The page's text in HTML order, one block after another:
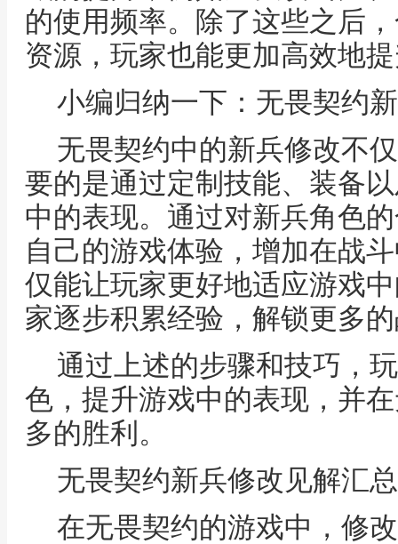
的使用频率。除了这些之后
资源，玩家也能更加高效地
小编归纳一下：无畏契约
无畏契约中的新兵修改不
要的是通过定制技能、装备
中的表现。通过对新兵角色
自己的游戏体验，增加在战
仅能让玩家更好地适应游戏
家逐步积累经验，解锁更多
通过上述的步骤和技巧，
色，提升游戏中的表现，并
多的胜利。
无畏契约新兵修改见解汇总
在无畏契约的游戏中，修